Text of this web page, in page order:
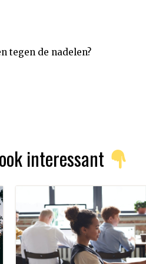
tegen de nadelen?
interessant